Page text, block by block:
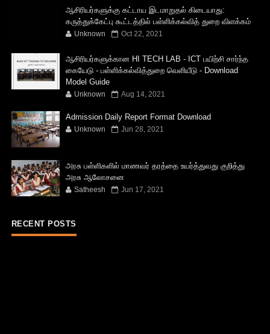
ஆசிரியர்களுக்கு கட்டாய இடமாறுதல் கிடையாது:
கருத்துக்கேட்பு கூட்டத்தில் பள்ளிக்கல்வித் துறை விளக்கம்
Unknown Oct 22, 2021
ஆசிரியர்களுக்கான HI TECH LAB - ICT பயிற்சி சார்ந்த
கையேடு - பள்ளிக்கல்வித்துறை வெளியீடு - Download
Model Guide
Unknown Aug 14, 2021
Admission Daily Report Format Download
Unknown Jun 28, 2021
அரசு பள்ளிகளில் மாணவர் தரத்தை உயர்த்துவது குறித்து
அரசு ஆலோசனை
Satheesh Jun 17, 2021
RECENT POSTS